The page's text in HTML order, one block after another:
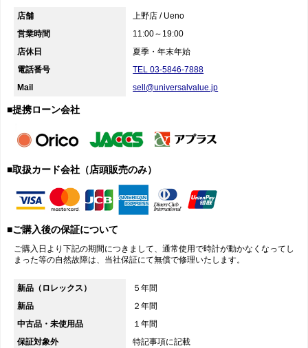
店舗
上野店 / Ueno
営業時間
11:00～19:00
店休日
夏季・年末年始
電話番号
TEL 03-5846-7888
Mail
sell@universalvalue.jp
■提携ローン会社
■取扱カード会社（店頭販売のみ）
■ご購入後の保証について
ご購入日より下記の期間につきまして、通常使用で時計が動かなくなってし
まった等の自然故障は、当社保証にて無償で修理いたします。
新品（ロレックス）
５年間
新品
２年間
中古品・未使用品
１年間
保証対象外
特記事項に記載